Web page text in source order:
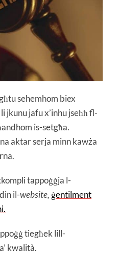
sehemhom biex
jafu x’inhu jseħħ fl-
is-setgħa.
aktar serja minn kawża
tappoġġja l-
il-website, ġentilment
tiegħek lill-
kwalità.